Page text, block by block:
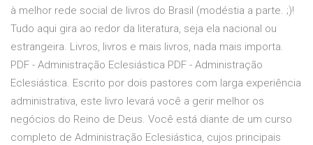
à melhor rede social de livros do Brasil (modéstia a parte. ;)!
Tudo aqui gira ao redor da literatura, seja ela nacional ou
estrangeira. Livros, livros e mais livros, nada mais importa.
PDF - Administração Eclesiástica PDF - Administração
Eclesiástica. Escrito por dois pastores com larga experiência
administrativa, este livro levará você a gerir melhor os
negócios do Reino de Deus. Você está diante de um curso
completo de Administração Eclesiástica, cujos principais